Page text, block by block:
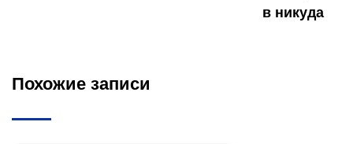
в никуда
Похожие записи